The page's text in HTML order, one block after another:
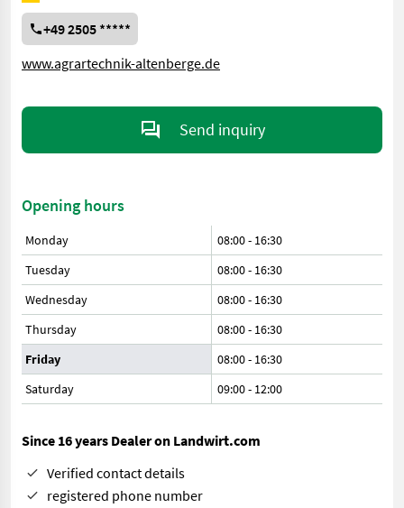
+49 2505 *****
www.agrartechnik-altenberge.de
Send inquiry
Opening hours
Monday 08:00- 16:30
Tuesday
08:00- 16:30
Wednesday
08:00- 16:30
Thursday
08:00- 16:30
Friday
08:00- 16:30
Saturday
09:00- 12:00
Since 16 years Dealer on Landwirt.com
Verified contact details
registered phone number